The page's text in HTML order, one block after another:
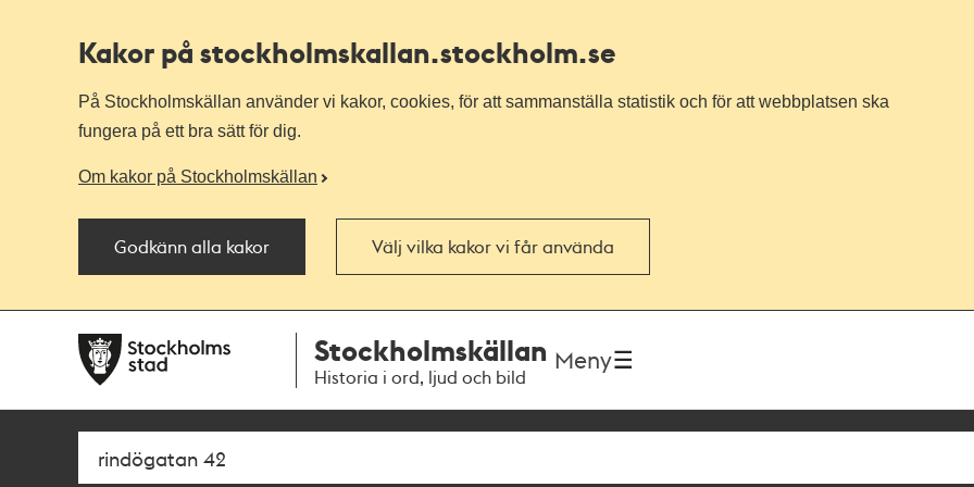
Kakor på stockholmskallan.stockholm.se
På Stockholmskällan använder vi kakor, cookies, för att sammanställa statistik och för att webbplatsen ska
fungera på ett bra sätt för dig.
Om kakor på Stockholmskällan
Godkänn alla kakor Välj vilka kakor vi får använda
navigationen
huvudinnehållet
Stockholmskällan
Historia i ord, ljud och bild
Meny
Sök